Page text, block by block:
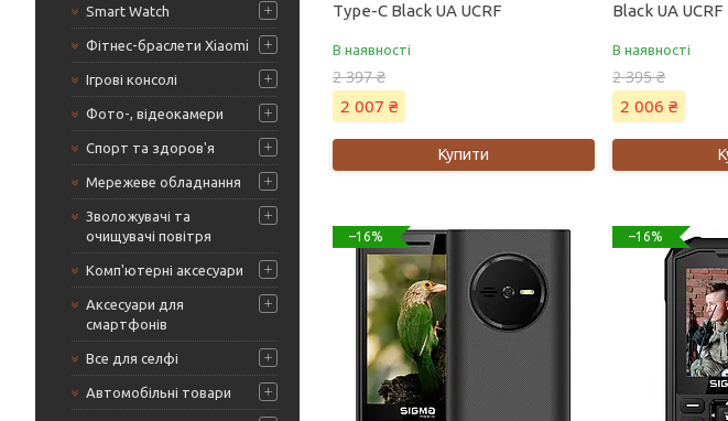
Smart Watch
Фітнес-браслети Xiaomi
Ігрові консолі
Фото-, відеокамери
Спорт та здоров'я
Мережеве обладнання
Зволожувачі та
очищувачі повітря
Комп'ютерні аксесуари
Аксесуари для
смартфонів
Все для селфі
Автомобільні товари
Type-C Black UA UCRF
В наявності
2 397 ₴
2 007 ₴
Купити
Black UA UCRF
В наявності
2 395 ₴
2 006 ₴
–16% –16%